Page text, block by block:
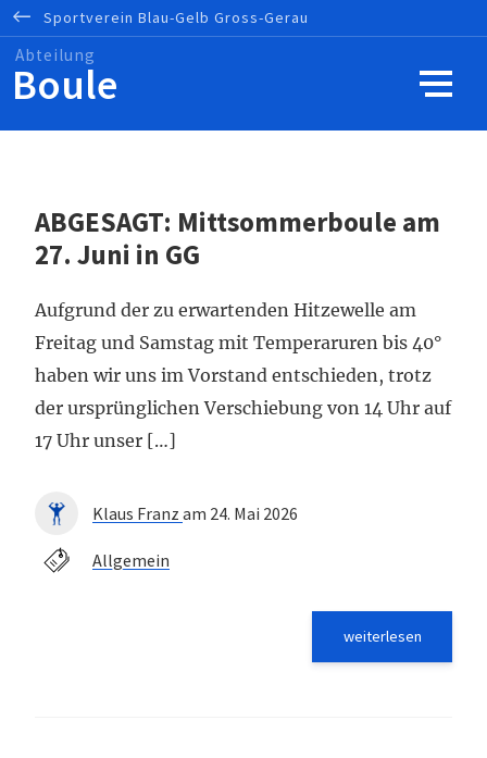
Sportverein Blau-Gelb Gross-Gerau
Boule
ABGESAGT: Mittsommerboule am
27. Juni in GG
Aufgrund der zu erwartenden Hitzewelle am
Freitag und Samstag mit Temperaruren bis 40°
haben wir uns im Vorstand entschieden, trotz
der ursprünglichen Verschiebung von 14 Uhr auf
17 Uhr unser […]
Klaus Franz am 24. Mai 2026
Allgemein
weiterlesen